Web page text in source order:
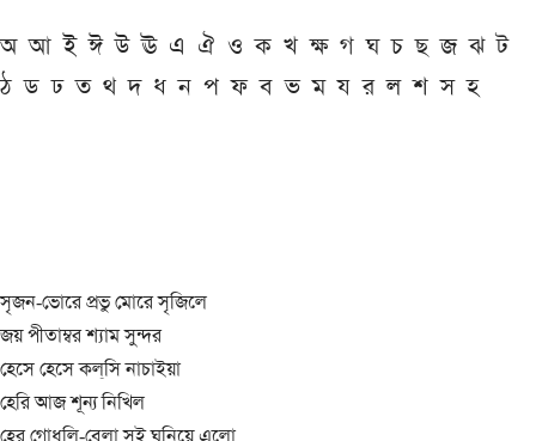
অ আ ই ঈ উ ঊ এ ঐ ও ক খ ক্ষ গ ঘ চ ছ জ ঝ ট
ঠ ড ঢ ত থ দ ধ ন প ফ ব ভ ম য র ল শ স হ
সৃজন-ভোরে প্রভু মোরে সৃজিলে
জয় পীতাম্বর শ্যাম সুন্দর
হেসে হেসে কল্‌সি নাচাইয়া
হেরি আজ শূন্য নিখিল